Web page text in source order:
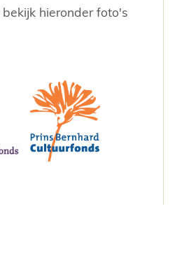
hieronder foto's